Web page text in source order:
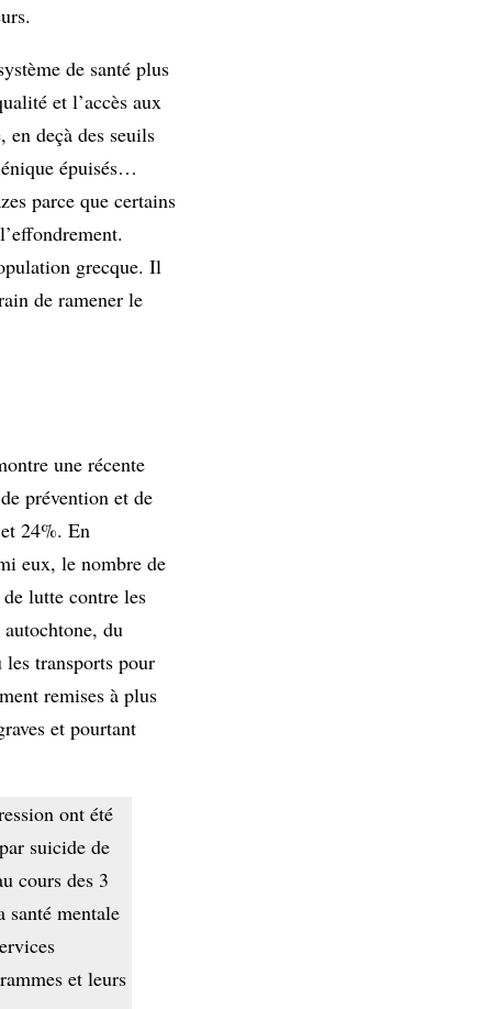
de santé plus
et l’accès aux
deçà des seuils
épuisés…
parce que certains
grecque. Il
de ramener le
une récente
prévention et de
24%. En
eux, le nombre de
lutte contre les
du
les transports pour
remises à plus
et pourtant
ont été
suicide de
cours des 3
santé mentale
et leurs